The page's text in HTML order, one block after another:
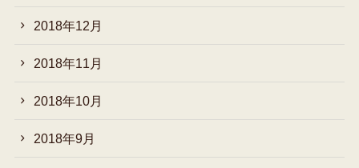
2018年12月
2018年11月
2018年10月
2018年9月